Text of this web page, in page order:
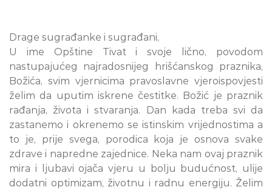
Drage sugrađanke i sugrađani,
U ime Opštine Tivat i svoje lično, povodom
nastupajućeg najradosnijeg hrišćanskog praznika,
Božića, svim vjernicima pravoslavne vjeroispovjesti
želim da uputim iskrene čestitke. Božić je praznik
rađanja, života i stvaranja. Dan kada treba svi da
zastanemo i okrenemo se istinskim vrijednostima a
to je, prije svega, porodica koja je osnova svake
zdrave i napredne zajednice. Neka nam ovaj praznik
mira i ljubavi ojača vjeru u bolju budućnost, ulije
dodatni optimizam, životnu i radnu energiju. Želim